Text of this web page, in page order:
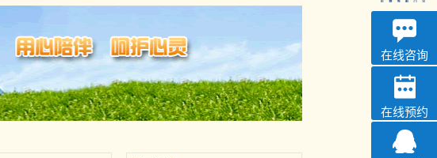
深科
心理咨询
在线咨询
在线预约